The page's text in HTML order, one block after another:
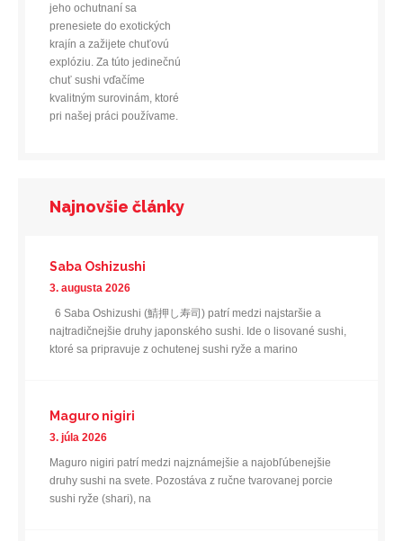
jeho ochutnaní sa
prenesiete do exotických
krajín a zažijete chuťovú
explóziu. Za túto jedinečnú
chuť sushi vďačíme
kvalitným surovinám, ktoré
pri našej práci používame.
Najnovšie články
Saba Oshizushi
3. augusta 2026
6 Saba Oshizushi (鯖押し寿司) patrí medzi najstaršie a
najtradičnejšie druhy japonského sushi. Ide o lisované sushi,
ktoré sa pripravuje z ochutenej sushi ryže a marino
Maguro nigiri
3. júla 2026
Maguro nigiri patrí medzi najznámejšie a najobľúbenejšie
druhy sushi na svete. Pozostáva z ručne tvarovanej porcie
sushi ryže (shari), na